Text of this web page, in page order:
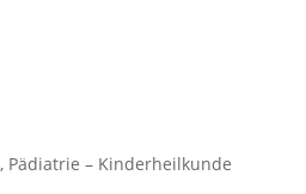
, Pädiatrie – Kinderheilkunde